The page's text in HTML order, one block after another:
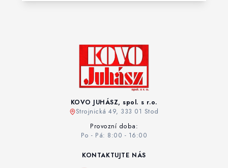
KOVO JUHÁSZ, spol. s r.o.
Strojnická 49, 333 01 Stod
Provozní doba:
Po - Pá: 8:00 - 16:00
KONTAKTUJTE NÁS